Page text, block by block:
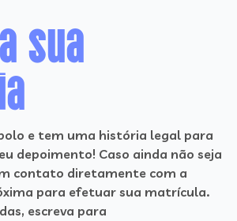
sua
e tem uma história legal para
depoimento! Caso ainda não seja
contato diretamente com a
para efetuar sua matrícula.
escreva para